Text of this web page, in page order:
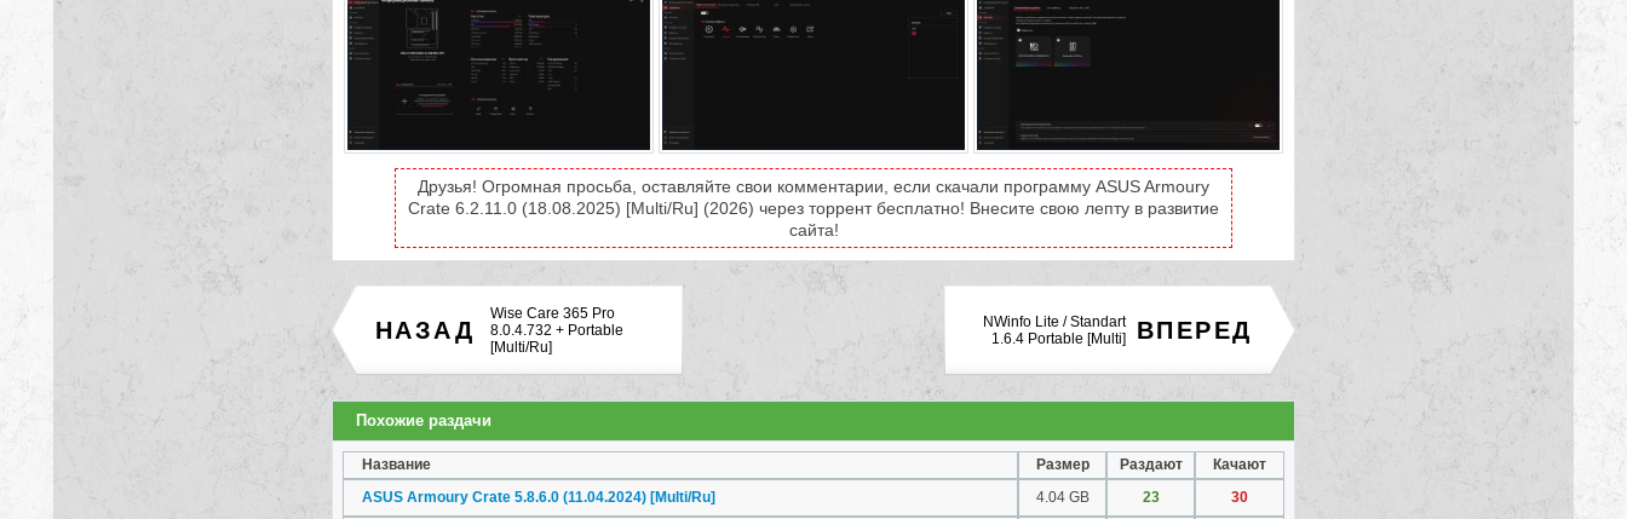
Друзья! Огромная просьба, оставляйте свои комментарии, если скачали программу ASUS Armoury
Crate 6.2.11.0 (18.08.2025) [Multi/Ru] (2026) через торрент бесплатно! Внесите свою лепту в развитие
сайта!
НАЗАД
Wise Care 365 Pro
8.0.4.732 + Portable
[Multi/Ru]
ВПЕРЕД
NWinfo Lite / Standart
1.6.4 Portable [Multi]
Похожие раздачи
Название Размер Раздают
Качают
ASUS Armoury Crate 5.8.6.0 (11.04.2024) [Multi/Ru]
4.04 GB 23 30